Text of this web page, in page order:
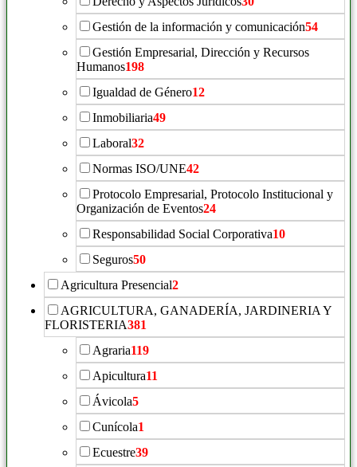
Gestión de la información y comunicación54
Gestión Empresarial, Dirección y Recursos
Humanos198
Igualdad de Género12
Inmobiliaria49
Laboral32
Normas ISO/UNE42
Protocolo Empresarial, Protocolo Institucional y
Organización de Eventos24
Responsabilidad Social Corporativa10
Seguros50
Agricultura Presencial2
AGRICULTURA, GANADERÍA, JARDINERIA Y
FLORISTERIA381
Agraria119
Apicultura11
Ávicola5
Cunícola1
Ecuestre39